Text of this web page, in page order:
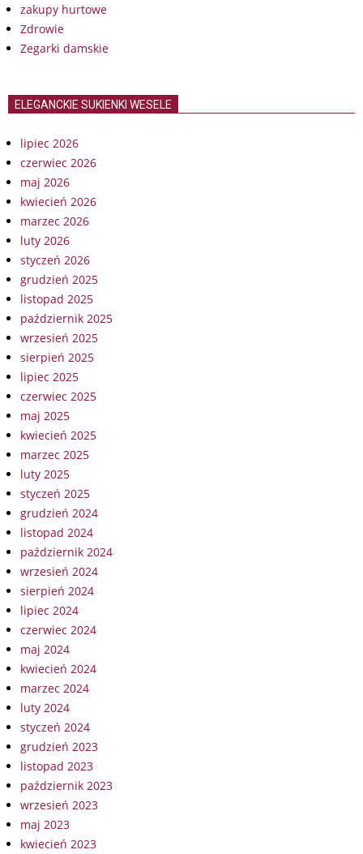
zakupy hurtowe
Zdrowie
Zegarki damskie
ELEGANCKIE SUKIENKI WESELE
lipiec 2026
czerwiec 2026
maj 2026
kwiecień 2026
marzec 2026
luty 2026
styczeń 2026
grudzień 2025
listopad 2025
październik 2025
wrzesień 2025
sierpień 2025
lipiec 2025
czerwiec 2025
maj 2025
kwiecień 2025
marzec 2025
luty 2025
styczeń 2025
grudzień 2024
listopad 2024
październik 2024
wrzesień 2024
sierpień 2024
lipiec 2024
czerwiec 2024
maj 2024
kwiecień 2024
marzec 2024
luty 2024
styczeń 2024
grudzień 2023
listopad 2023
październik 2023
wrzesień 2023
maj 2023
kwiecień 2023